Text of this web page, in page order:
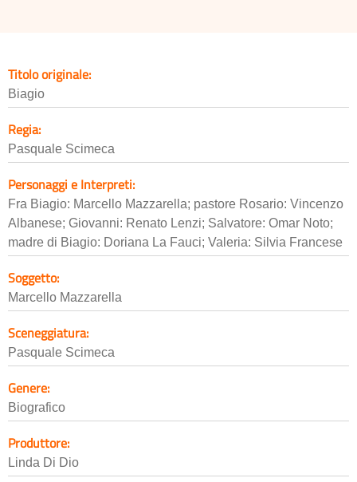
Titolo originale:
Biagio
Regia:
Pasquale Scimeca
Personaggi e Interpreti:
Fra Biagio: Marcello Mazzarella; pastore Rosario: Vincenzo
Albanese; Giovanni: Renato Lenzi; Salvatore: Omar Noto;
madre di Biagio: Doriana La Fauci; Valeria: Silvia Francese
Soggetto:
Marcello Mazzarella
Sceneggiatura:
Pasquale Scimeca
Genere:
Biografico
Produttore:
Linda Di Dio